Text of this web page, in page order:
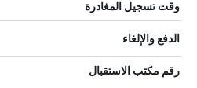
وقت تسجيل المغادرة
الدفع والإلغاء
رقم مكتب الاستقبال